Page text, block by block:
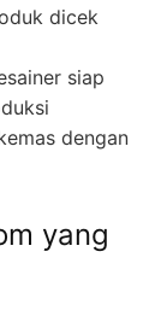
dicek
siap
dengan
yang